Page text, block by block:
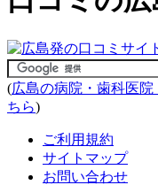
(広島の病院・歯科医
ちら)
ご利用規約
サイトマップ
お問い合わせ